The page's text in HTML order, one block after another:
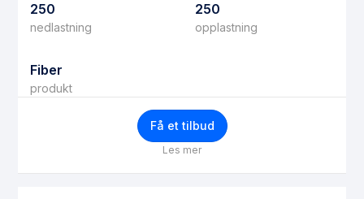
250
nedlastning
250
opplastning
Fiber
produkt
Få et tilbud
Les mer